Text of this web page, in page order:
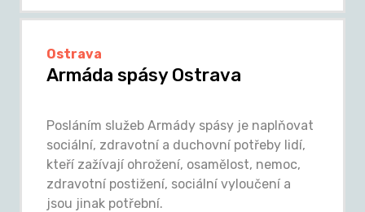
Ostrava
Armáda spásy Ostrava
Posláním služeb Armády spásy je naplňovat
sociální, zdravotní a duchovní potřeby lidí,
kteří zažívají ohrožení, osamělost, nemoc,
zdravotní postižení, sociální vyloučení a
jsou jinak potřební.